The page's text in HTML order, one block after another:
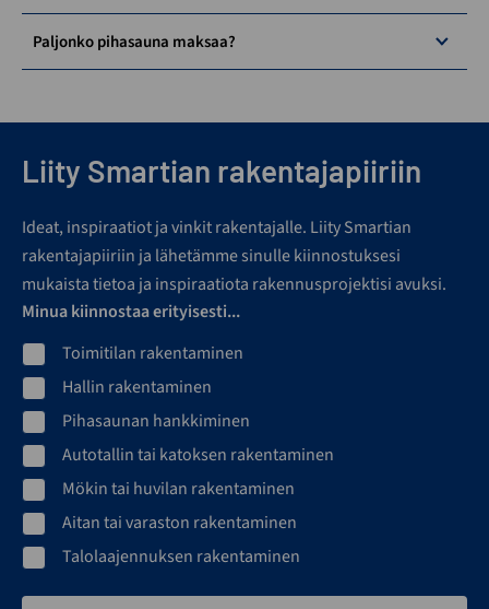
Paljonko pihasauna maksaa?
Liity Smartian rakentajapiiriin
Ideat, inspiraatiot ja vinkit rakentajalle. Liity Smartian
rakentajapiiriin ja lähetämme sinulle kiinnostuksesi
mukaista tietoa ja inspiraatiota rakennusprojektisi avuksi.
Minua kiinnostaa erityisesti...
Toimitilan rakentaminen
Hallin rakentaminen
Pihasaunan hankkiminen
Autotallin tai katoksen rakentaminen
Mökin tai huvilan rakentaminen
Aitan tai varaston rakentaminen
Talolaajennuksen rakentaminen